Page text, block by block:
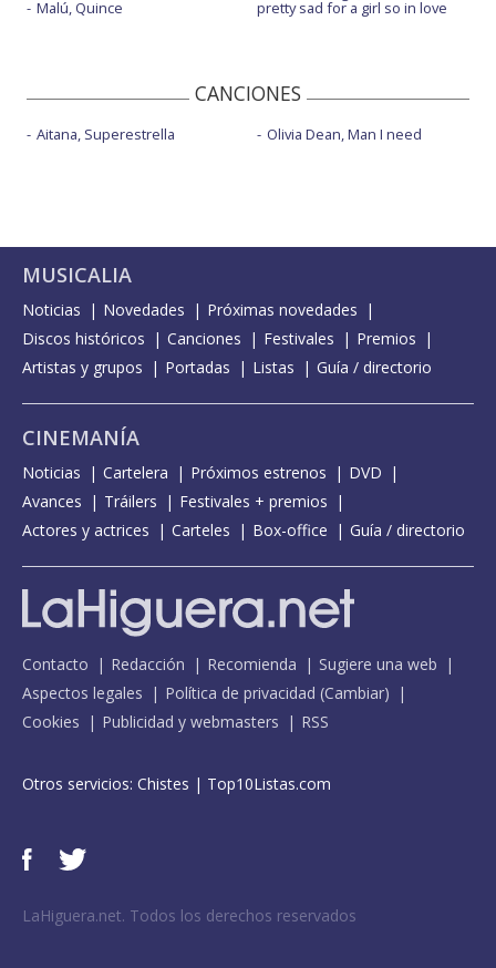
Malú, Quince
pretty sad for a girl so in love
CANCIONES
Aitana, Superestrella Olivia Dean, Man I need
MUSICALIA
Noticias Novedades
Próximas novedades
Discos históricos
Canciones Festivales
Premios
Artistas y grupos
Portadas Listas Guía / directorio
CINEMANÍA
Noticias Cartelera Próximos estrenos
DVD
Avances
Tráilers
Festivales + premios
Actores y actrices
Carteles Box-office Guía / directorio
Contacto Redacción Recomienda
Sugiere una web
Aspectos legales
Política de privacidad (Cambiar)
Cookies
Publicidad y webmasters RSS
Otros servicios: Chistes | Top10Listas.com
LaHiguera.net. Todos los derechos reservados